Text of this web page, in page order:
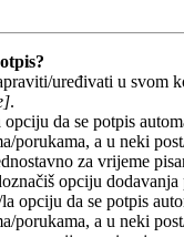
uređivati u svom
.
da se potpis
porukama, a u neki
za vrijeme
opciju dodavanja
opciju da se potpis
porukama, a u neki